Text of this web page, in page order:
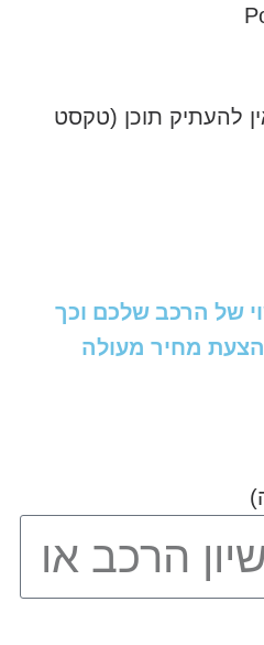
להעתיק תוכן (טקסט
של הרכב שלכם וכך
הצעת מחיר מעולה